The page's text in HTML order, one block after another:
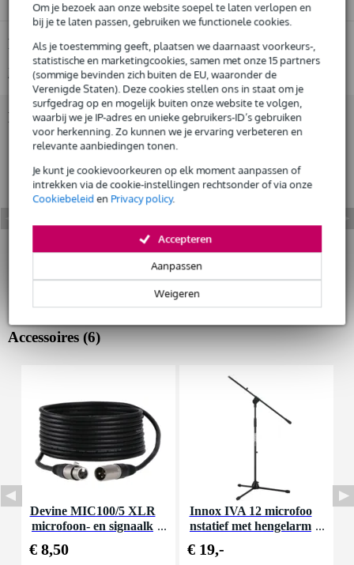
Om je bezoek aan onze website soepel te laten verlopen en
bij je te laten passen, gebruiken we functionele cookies.
Als je toestemming geeft, plaatsen we daarnaast voorkeurs-,
statistische en marketingcookies, samen met onze 15 partners
(sommige bevinden zich buiten de EU, waaronder de
Verenigde Staten). Deze cookies stellen ons in staat om je
surfgedrag op en mogelijk buiten onze website te volgen,
waarbij we je IP-adres en unieke gebruikers-ID’s gebruiken
voor herkenning. Zo kunnen we je ervaring verbeteren en
relevante aanbiedingen tonen.
Je kunt je cookievoorkeuren op elk moment aanpassen of
intrekken via de cookie-instellingen rechtsonder of via onze
Cookiebeleiden Privacy policy.
Weigeren
Aanpassen
Accepteren
De mogelijkheid om je product(en) met korting te kopen
Snelle vervanging door Bax Music bij een defect
Huur dit product
Productinformatie
Bekijk alle productspecificaties
Bekijk ook eens (5)
Accessoires (6)
Devine MIC100/5 XLR
microfoon- en signaalk
€ 8,50
Innox IVA 12 microfoo
nstatief met hengelarm
€ 19,-